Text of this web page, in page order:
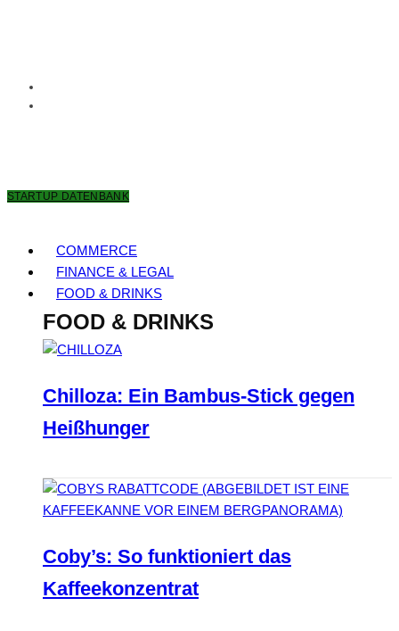
STARTUP DATENBANK
COMMERCE
FINANCE & LEGAL
FOOD & DRINKS
FOOD & DRINKS
Chilloza: Ein Bambus-Stick gegen
Heißhunger
Coby’s: So funktioniert das
Kaffeekonzentrat